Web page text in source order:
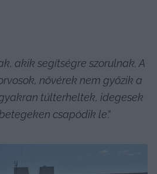
akik segítségre szorulnak. A
nővérek nem győzik a
túlterheltek, idegesek
csapódik le.”